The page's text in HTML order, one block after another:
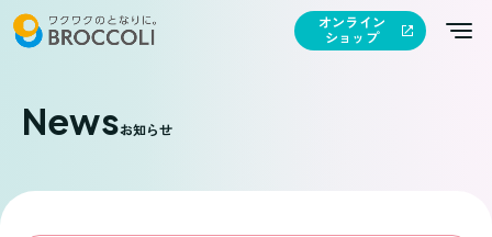
オンライン
ショップ
Newsお知らせ